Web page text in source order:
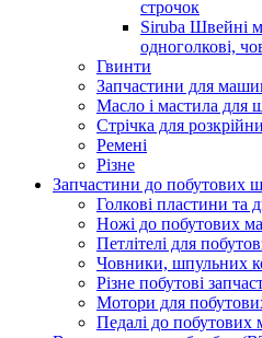
строчок
Siruba Швейні
одноголкові,
Гвинти
Запчастини для
Масло і мастила для
Стрічка для
Ремені
Різне
Запчастини до побутових
Голкові пластини та
Ножі до побутових
Петлітелі для
Човники, шпульних
Різне побутові
Мотори для
Педалі до побутових